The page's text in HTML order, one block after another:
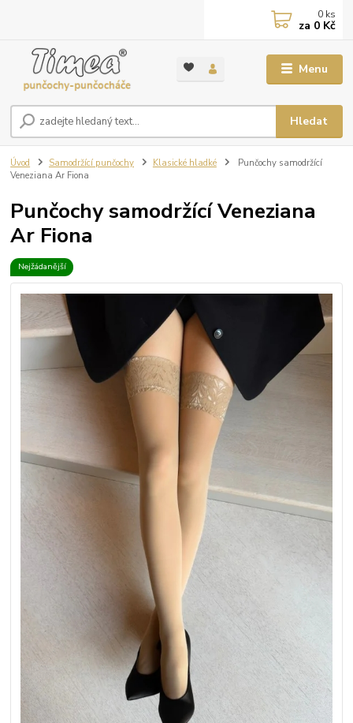
Menu
Hledat
0 ks
za 0 Kč
Úvod Samodržící punčochy Klasické hladké
Punčochy samodržící
Veneziana Ar Fiona
Punčochy samodržící Veneziana
Ar Fiona
Nejžádanější